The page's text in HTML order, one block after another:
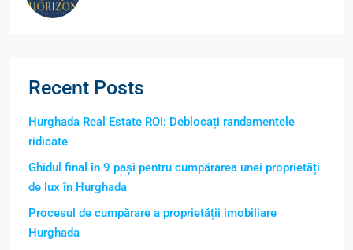
Recent Posts
Hurghada Real Estate ROI: Deblocați randamentele
ridicate
Ghidul final în 9 pași pentru cumpărarea unei proprietăți
de lux în Hurghada
Procesul de cumpărare a proprietății imobiliare
Hurghada